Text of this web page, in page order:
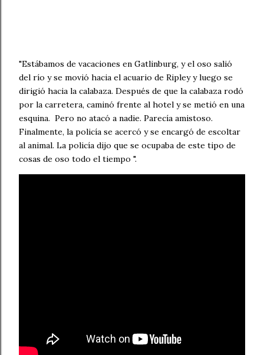
"Estábamos de vacaciones en Gatlinburg, y el oso salió
del río y se movió hacia el acuario de Ripley y luego se
dirigió hacia la calabaza. Después de que la calabaza rodó
por la carretera, caminó frente al hotel y se metió en una
esquina. Pero no atacó a nadie. Parecía amistoso.
Finalmente, la policía se acercó y se encargó de escoltar
al animal. La policía dijo que se ocupaba de este tipo de
cosas de oso todo el tiempo ".